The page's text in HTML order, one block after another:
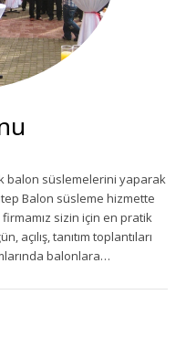
balon süslemelerini yaparak
Balon süsleme hizmette
sizin için en pratik
açılış, tanıtım toplantıları
balonlara…